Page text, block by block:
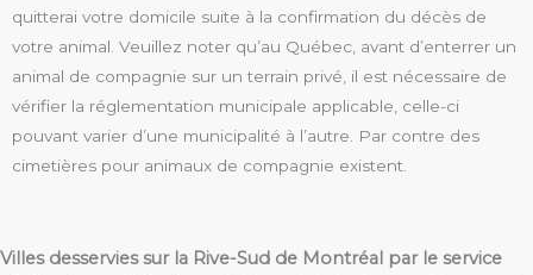
quitterai votre domicile suite à la confirmation du décès de
votre animal. Veuillez noter qu’au Québec, avant d’enterrer un
animal de compagnie sur un terrain privé, il est nécessaire de
vérifier la réglementation municipale applicable, celle-ci
pouvant varier d’une municipalité à l’autre. Par contre des
cimetières pour animaux de compagnie existent.
Villes desservies sur la Rive-Sud de Montréal par le service